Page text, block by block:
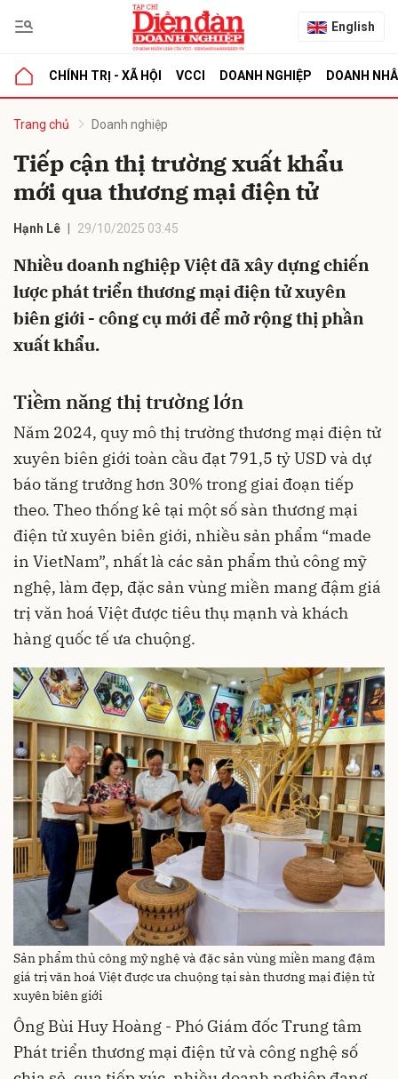
English
CHÍNH TRỊ - XÃ HỘI VCCI DOANH NGHIỆP DOANH
Trang chủ Doanh nghiệp
Tiếp cận thị trường xuất khẩu
mới qua thương mại điện tử
Hạnh Lê 29/10/2025 03:45
Nhiều doanh nghiệp Việt đã xây dựng chiến
lược phát triển thương mại điện tử xuyên
biên giới - công cụ mới để mở rộng thị phần
xuất khẩu.
Tiềm năng thị trường lớn
Năm 2024, quy mô thị trường thương mại điện tử
xuyên biên giới toàn cầu đạt 791,5 tỷ USD và dự
báo tăng trưởng hơn 30% trong giai đoạn tiếp
theo. Theo thống kê tại một số sàn thương mại
điện tử xuyên biên giới, nhiều sản phẩm “made
in VietNam”, nhất là các sản phẩm thủ công mỹ
nghệ, làm đẹp, đặc sản vùng miền mang đậm giá
trị văn hoá Việt được tiêu thụ mạnh và khách
hàng quốc tế ưa chuộng.
Sản phẩm thủ công mỹ nghệ và đặc sản vùng miền mang đậm
giá trị văn hoá Việt được ưa chuộng tại sàn thương mại điện tử
xuyên biên giới
Ông Bùi Huy Hoàng - Phó Giám đốc Trung tâm
Phát triển thương mại điện tử và công nghệ số
luận
Hủy